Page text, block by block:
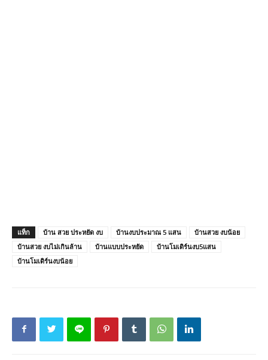
แท็ก บ้าน สวย ประหยัด งบ บ้านงบประมาณ 5 แสน
บ้านสวย งบน้อย
บ้านสวย งบไม่เกินล้าน
บ้านแบบประหยัด
บ้านโมเดิร์นงบ5แสน
บ้านโมเดิร์นงบน้อย